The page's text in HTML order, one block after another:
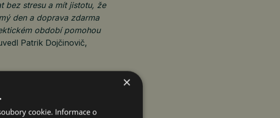
bez stresu a mít jistotu, že
den a doprava zdarma
období pomohou
Patrik Dojčinovič,
doby ji neustále rozvíjí.
její rostoucí význam
×
cookie. Informace o